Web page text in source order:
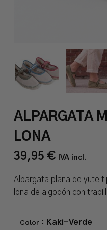
ALPARGATA
LONA
39,95 € IVA incl.
Alpargata plana de yute
lona de algodón con
Color : Kaki-Verde